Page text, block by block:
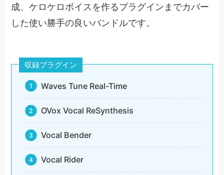
成、ケロケロボイスを作るプラグインまでカバー
した使い勝手の良いバンドルです。
収録プラグイン
Waves Tune Real-Time
OVox Vocal ReSynthesis
Vocal Bender
Vocal Rider